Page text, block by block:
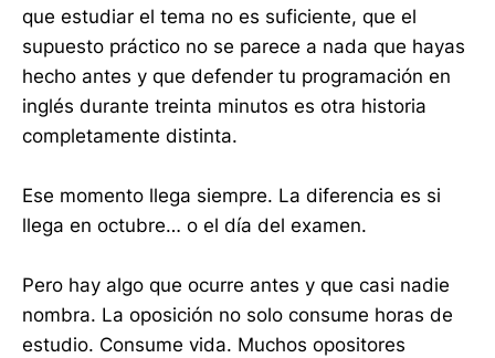
que estudiar el tema no es suficiente, que el
supuesto práctico no se parece a nada que hayas
hecho antes y que defender tu programación en
inglés durante treinta minutos es otra historia
completamente distinta.
Ese momento llega siempre. La diferencia es si
llega en octubre… o el día del examen.
Pero hay algo que ocurre antes y que casi nadie
nombra. La oposición no solo consume horas de
estudio. Consume vida. Muchos opositores